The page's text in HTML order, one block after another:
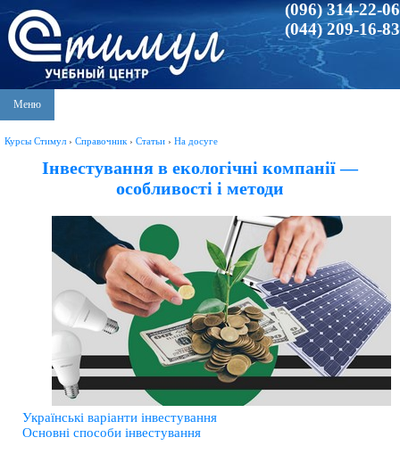
(096) 314-22-06
(044) 209-16-83
Меню
Курсы Стимул › Справочник › Статьи › На досуге
Інвестування в екологічні компанії —
особливості і методи
Українські варіанти інвестування
Основні способи інвестування